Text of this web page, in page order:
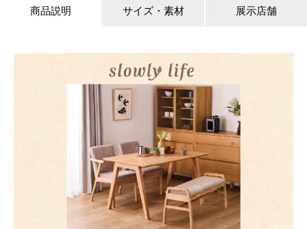
商品説明 サイズ・素材 展示店舗